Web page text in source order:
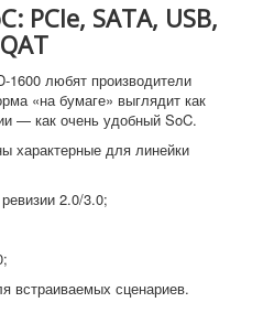
PCIe, SATA, USB,
1600 любят производители
«на бумаге» выглядит как
— как очень удобный SoC.
характерные для линейки
2.0/3.0;
встраиваемых сценариев.